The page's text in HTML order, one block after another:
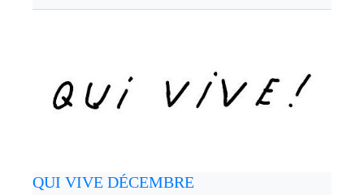
QUI VIVE DÉCEMBRE